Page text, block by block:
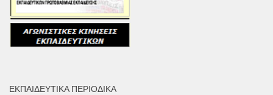
ΕΚΠΑΙΔΕΥΤΙΚΆ ΠΕΡΙΟΔΙΚΆ